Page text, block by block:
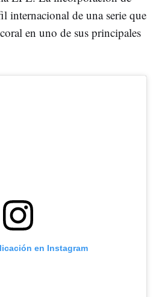
internacional de una serie que
en uno de sus principales
en Instagram